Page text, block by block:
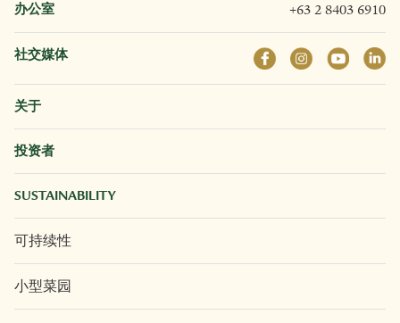
办公室 +63 2 8403 6910
社交媒体
关于
投资者
SUSTAINABILITY
可持续性
小型菜园